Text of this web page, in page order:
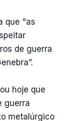
que "as
de guerra
hoje que
guerra
metalúrgico